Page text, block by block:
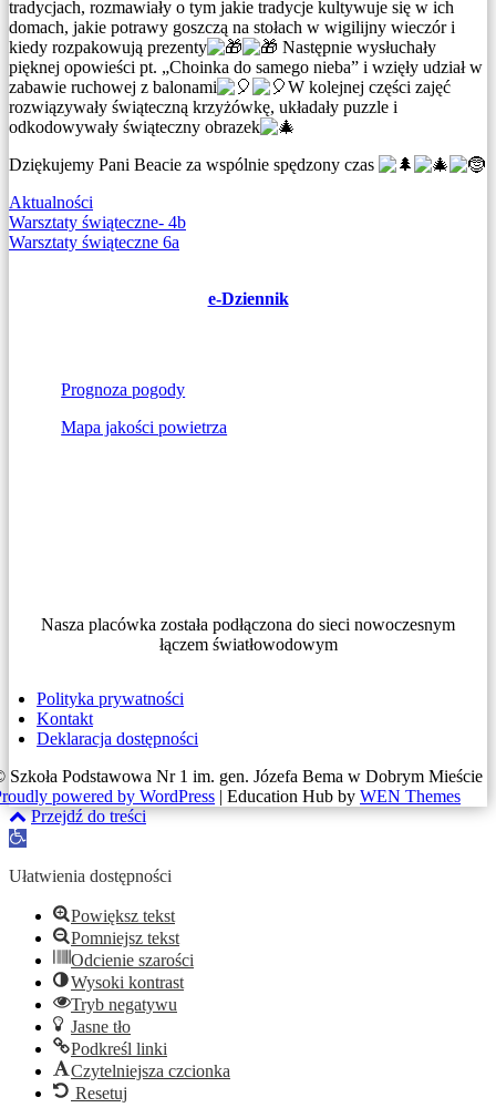
tradycjach, rozmawiały o tym jakie tradycje kultywuje się w ich
domach, jakie potrawy goszczą na stołach w wigilijny wieczór i
kiedy rozpakowują prezenty
Następnie wysłuchały
pięknej opowieści pt. „Choinka do samego nieba” i wzięły udział w
zabawie ruchowej z balonami
W kolejnej części zajęć
rozwiązywały świąteczną krzyżówkę, układały puzzle i
odkodowywały świąteczny obrazek
Dziękujemy Pani Beacie za wspólnie spędzony czas
Aktualności
Nawigacja
wpisu
Warsztaty świąteczne- 4b
Warsztaty świąteczne 6a
e-Dziennik
Prognoza pogody
Mapa jakości powietrza
Nasza placówka została podłączona do sieci nowoczesnym
łączem światłowodowym
Polityka prywatności
Kontakt
Deklaracja dostępności
Szkoła Podstawowa Nr 1 im. gen. Józefa Bema w Dobrym Mieście
powered by WordPress | Education Hub by WEN Themes
Przejdź do treści
Otwórz
narzędzi
Ułatwienia dostępności
Powiększ tekst
Pomniejsz tekst
Odcienie szarości
Wysoki kontrast
Tryb negatywu
Jasne tło
Podkreśl linki
Czytelniejsza czcionka
Resetuj